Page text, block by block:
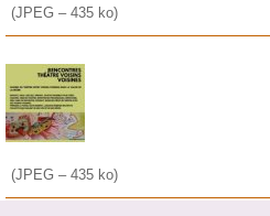
(JPEG – 435 ko)
(JPEG – 435 ko)